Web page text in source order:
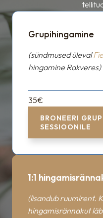
Grupihingamine
(sündmused üleval
hingamine Rakveres)
35€
BRONEERI
SESSIOONILE
1:1
(lisandub ruumirent.
hingamisrännakut